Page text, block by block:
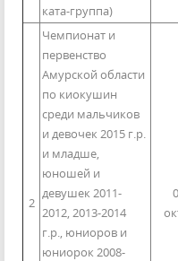
ката-группа)
2
Чемпионат и
первенство
Амурской области
по киокушин
среди мальчиков
и девочек 2015 г.р.
и младше,
юношей и
девушек 2011-
2012, 2013-2014
г.р., юниоров и
юниорок 2008-